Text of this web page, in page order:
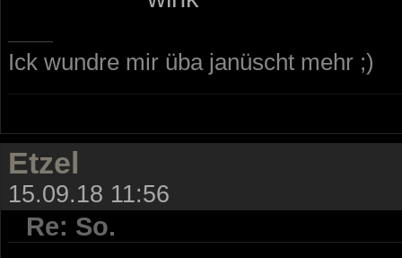
Ick wundre mir üba janüscht mehr ;)
Etzel
15.09.18 11:56
Re: So.